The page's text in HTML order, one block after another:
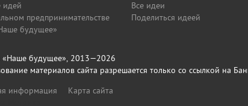
идей
предпринимательстве
будущее»
Все идеи
Поделиться идеей
будущее», 2013—2026
материалов сайта разрешается только со ссылкой на
информация
Карта сайта